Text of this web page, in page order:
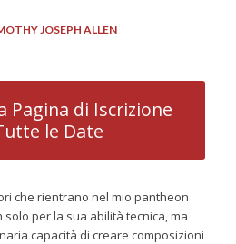
JOSEPH ALLEN
Pagina di Iscrizione
le Date
che rientrano nel mio pantheon
solo per la sua abilità tecnica, ma
capacità di creare composizioni